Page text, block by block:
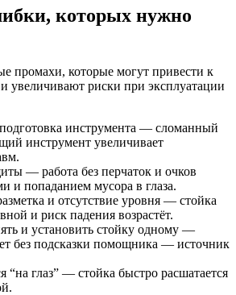
которых нужно
промахи, которые могут привести к
увеличивают риски при эксплуатации
инструмента — сломанный
инструмент увеличивает
— работа без перчаток и очков
и попаданием мусора в глаза.
и отсутствие уровня — стойка
и риск падения возрастёт.
и установить стойку одному —
без подсказки помощника — источник
“на глаз” — стойка быстро расшатается